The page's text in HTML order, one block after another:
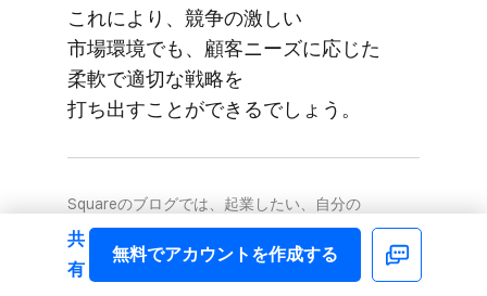
これに​より、​競争の​激しい​
市場環境でも、​顧客ニーズに​応じた​
柔軟で​適切な​戦略を​
打ち出すことができるでしょう。
Squareの​ブログでは、​起業したい、​自分の​
ビジネスを​さらに​発展させたい、と​考える​人に​
向けて​情報を​発信しています。​お届けするのは​
集客に​使える​アイデア、​資金運用や​税金の​知識、​
Facebook
共
有
無料で​アカウントを​作成する